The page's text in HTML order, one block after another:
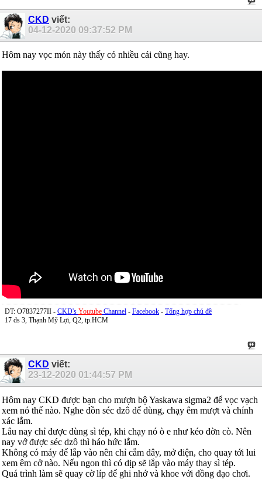
CKD viết:
04-12-2020 09:37:52 PM
Hôm nay vọc món này thấy có nhiều cái cũng hay.
DT: O7837277II - CKD's Youtube Channel - Facebook - Tổng hợp chủ đề
17 ds 3, Thạnh Mỹ Lợi, Q2, tp.HCM
CKD viết:
23-12-2020 01:44:57 PM
Hôm nay CKD được bạn cho mượn bộ Yaskawa sigma2 để vọc vạch
xem nó thế nào. Nghe đồn séc dzô dể dùng, chạy êm mượt và chính
xác lắm.
Lâu nay chỉ được dùng sì tép, khi chạy nó ò e như kéo đờn cò. Nên
nay vớ được séc dzô thì háo hức lắm.
Không có máy để lắp vào nên chỉ cắm dây, mở điện, cho quay tới lui
xem êm cở nào. Nếu ngon thì có dịp sẽ lắp vào máy thay sì tép.
Quá trình làm sẽ quay cờ líp để ghi nhớ và khoe với đồng đạo chơi.